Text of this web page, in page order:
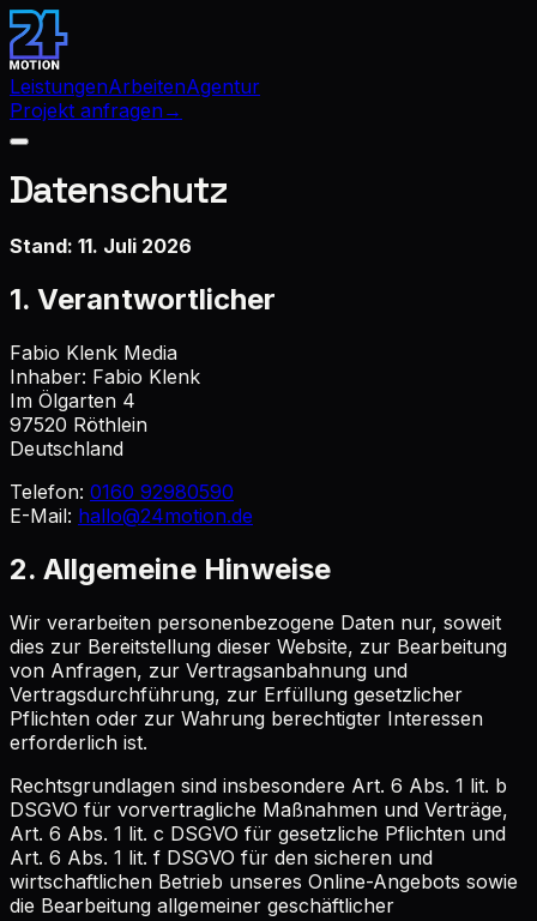
LeistungenArbeitenAgentur
Projekt anfragen→
Datenschutz
Stand: 11. Juli 2026
1. Verantwortlicher
Fabio Klenk Media
Inhaber: Fabio Klenk
Im Ölgarten 4
97520 Röthlein
Deutschland
Telefon: 0160 92980590
E-Mail: hallo@24motion.de
2. Allgemeine Hinweise
Wir verarbeiten personenbezogene Daten nur, soweit
dies zur Bereitstellung dieser Website, zur Bearbeitung
von Anfragen, zur Vertragsanbahnung und
Vertragsdurchführung, zur Erfüllung gesetzlicher
Pflichten oder zur Wahrung berechtigter Interessen
erforderlich ist.
Rechtsgrundlagen sind insbesondere Art. 6 Abs. 1 lit. b
DSGVO für vorvertragliche Maßnahmen und Verträge,
Art. 6 Abs. 1 lit. c DSGVO für gesetzliche Pflichten und
Art. 6 Abs. 1 lit. f DSGVO für den sicheren und
wirtschaftlichen Betrieb unseres Online-Angebots sowie
die Bearbeitung allgemeiner geschäftlicher